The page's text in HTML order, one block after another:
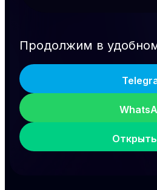
Продолжим в